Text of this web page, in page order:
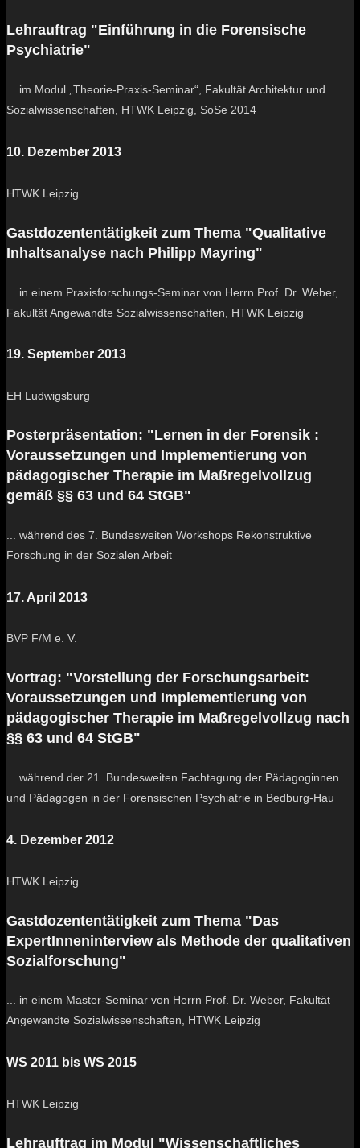
Lehrauftrag "Einführung in die Forensische
Psychiatrie"
... im Modul „Theorie-Praxis-Seminar“, Fakultät Architektur und
Sozialwissenschaften, HTWK Leipzig, SoSe 2014
10. Dezember 2013
HTWK Leipzig
Gastdozententätigkeit zum Thema "Qualitative
Inhaltsanalyse nach Philipp Mayring"
... in einem Praxisforschungs-Seminar von Herrn Prof. Dr. Weber,
Fakultät Angewandte Sozialwissenschaften, HTWK Leipzig
19. September 2013
EH Ludwigsburg
Posterpräsentation: "Lernen in der Forensik :
Voraussetzungen und Implementierung von
pädagogischer Therapie im Maßregelvollzug
gemäß §§ 63 und 64 StGB"
... während des 7. Bundesweiten Workshops Rekonstruktive
Forschung in der Sozialen Arbeit
17. April 2013
BVP F/M e. V.
Vortrag: "Vorstellung der Forschungsarbeit:
Voraussetzungen und Implementierung von
pädagogischer Therapie im Maßregelvollzug nach
§§ 63 und 64 StGB"
... während der 21. Bundesweiten Fachtagung der Pädagoginnen
und Pädagogen in der Forensischen Psychiatrie in Bedburg-Hau
4. Dezember 2012
HTWK Leipzig
Gastdozententätigkeit zum Thema "Das
ExpertInneninterview als Methode der qualitativen
Sozialforschung"
... in einem Master-Seminar von Herrn Prof. Dr. Weber, Fakultät
Angewandte Sozialwissenschaften, HTWK Leipzig
WS 2011 bis WS 2015
HTWK Leipzig
Lehrauftrag im Modul "Wissenschaftliches